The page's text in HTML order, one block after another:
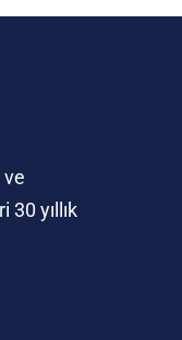
ve
yıllık